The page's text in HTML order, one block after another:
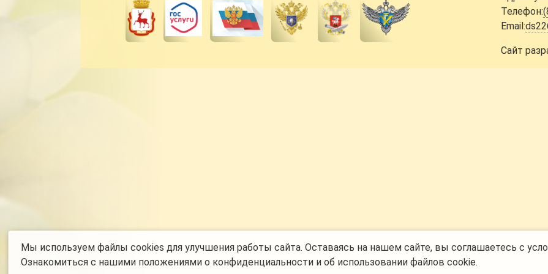
Телефон:
Email:
Сайт
Мы используем файлы cookies для улучшения работы сайта. Оставаясь на нашем сайте, вы соглашаетесь с
Ознакомиться с нашими положениями о конфиденциальностии об использовании файлов cookie.